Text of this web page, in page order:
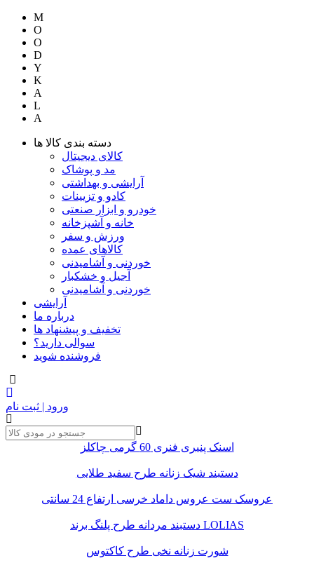
M
O
O
D
Y
K
A
L
A
دسته بندی کالا ها
کالای دیجیتال
مد و پوشاک
آرایشی و بهداشتی
کادو و تزیینات
خودرو و ابزار صنعتی
خانه و آشپزخانه
ورزش و سفر
کالاهای عمده
خوردنی و آشامیدنی
آجیل و خشکبار
خوردنی و آشامیدنی
آرایشی
درباره ما
تخفیف و پیشنهاد ها
سوالی دارید؟
فروشنده شوید
ورود | ثبت نام
اسنک پنیری فنری 60 گرمی چاکلز
دستبند شیک زنانه طرح سفید طلایی
عروسک ست عروس داماد خرسی ارتفاع 24 سانتی
دستبند مردانه طرح پلنگ برند LOLIAS
شورت زنانه نخی طرح کاکتوس